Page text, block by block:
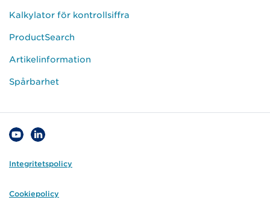
Kalkylator för kontrollsiffra
ProductSearch
Artikelinformation
Spårbarhet
Integritetspolicy
Cookiepolicy